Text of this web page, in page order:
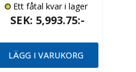
Ett fåtal kvar i lager
SEK: 5,993.75:-
LÄGG I VARUKORG